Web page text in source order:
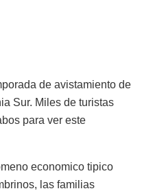
de avistamiento de
Sur. Miles de turistas
para ver este
economico tipico
las familias